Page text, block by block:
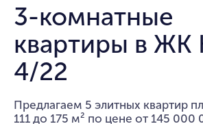
3-комнатные
квартиры в ЖК
4/22
Предлагаем 5 элитных квартир
111 до 175 м² по цене от 145 000